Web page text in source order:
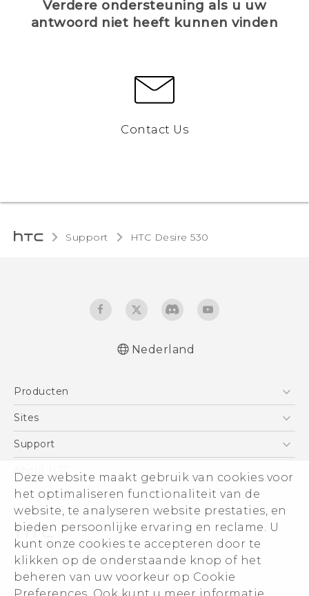
Deze website maakt gebruik van cookies voor
het optimaliseren functionaliteit van de
website, te analyseren website prestaties, en
bieden persoonlijke ervaring en reclame. U
kunt onze cookies te accepteren door te
klikken op de onderstaande knop of het
beheren van uw voorkeur op Cookie
Verdere ondersteuning als u uw
antwoord niet heeft kunnen vinden
Contact Us
Support HTC Desire 530‎
Nederlands - Gebruikershandleiding
English - User manual
Nederland
Producten
Telefoons
Vive
Accessoires
Sites
HTC Vive
Aan de slag
Support
Support voor eCommerce
About HTC
ESG
Informatie over het bedrijf
Voor beleggers (engels)
Cookie Preferences
Vacatures
© 2011-2026 HTC Corporation
Legal terms